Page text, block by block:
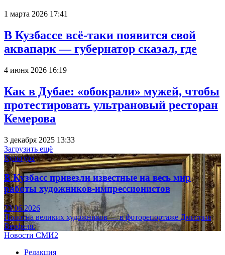
1 марта 2026 17:41
В Кузбассе всё-таки появится свой
аквапарк — губернатор сказал, где
4 июня 2026 16:19
Как в Дубае: «обокрали» мужей, чтобы
протестировать ультрановый ресторан
Кемерова
3 декабря 2025 13:33
Загрузить ещё
Культура
В Кузбасс привезли известные на весь мир
работы художников-импрессионистов
23.06.2026
Полотна великих художников — в фоторепортаже Дмитрия
Верфеля.
Новости СМИ2
Редакция